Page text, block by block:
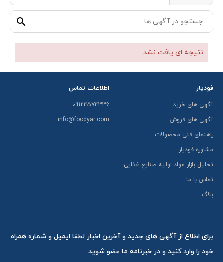
نتیجه ای یافت نشد
فودیار
آگهی های خرید
آگهی های فروش
راهنمای فنی محصولات
مشاوره فودیار
تحلیل بازار مواد اولیه صنایع غذایی
تماس با ما
بلاگ
اطلاعات تماس
09124574336
info@foodyar.com
برای اطلاع از آگهی های جدید و آخرین اخبار لطفا ایمیل و شماره همراه
خود را وارد کنید و در خبرنامه ما عضو شوید